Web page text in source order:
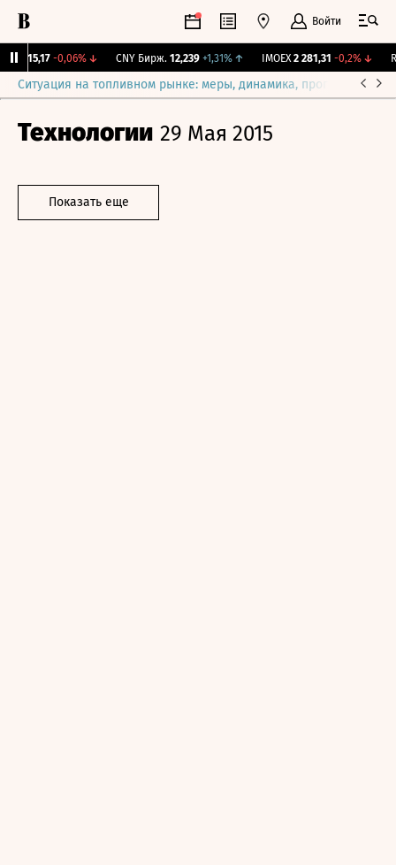
Войти
115,17 -0,06%↓ CNY Бирж. 12,239 +1,31% ↑ IMOEX 2 281,31 -0,2%↓
Ситуация на топливном рынке: меры, динамика, прогнозы
Технологии 29 Мая 2015
Показать еще